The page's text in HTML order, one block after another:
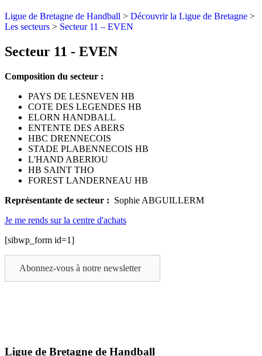
Ligue de Bretagne de Handball > Découvrir la Ligue de Bretagne >
Les secteurs > Secteur 11 – EVEN
Secteur 11 - EVEN
Composition du secteur :
PAYS DE LESNEVEN HB
COTE DES LEGENDES HB
ELORN HANDBALL
ENTENTE DES ABERS
HBC DRENNECOIS
STADE PLABENNECOIS HB
L'HAND ABERIOU
HB SAINT THO
FOREST LANDERNEAU HB
Représentante de secteur : Sophie ABGUILLERM
Je me rends sur la centre d'achats
[sibwp_form id=1]
Abonnez-vous à notre newsletter
Ligue de Bretagne de Handball